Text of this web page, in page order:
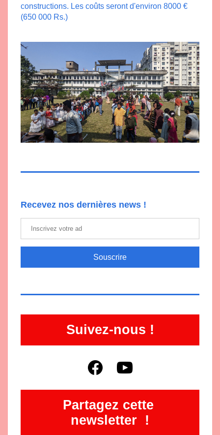
constructions. Les coûts seront d'environ 8000 €
(650 000 Rs.)
Recevez nos dernières news !
Souscrire
Suivez-nous !
Partagez cette
newsletter  !